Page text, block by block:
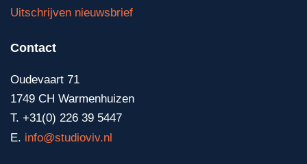
Uitschrijven nieuwsbrief
Contact
Oudevaart 71
1749 CH Warmenhuizen
T. +31(0) 226 39 5447
E. info@studioviv.nl